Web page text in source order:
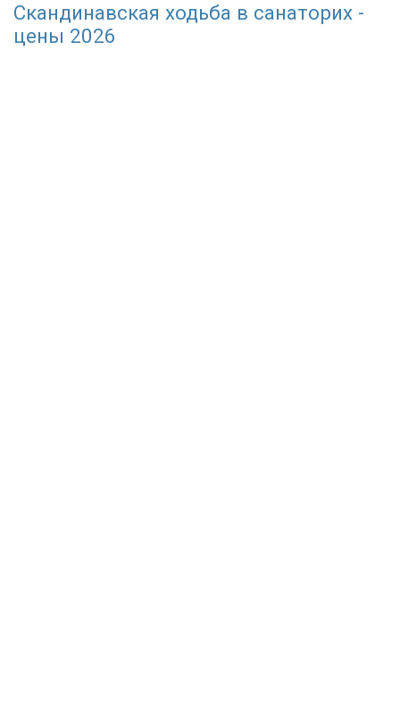
Скандинавская ходьба в санаторих -
цены 2026